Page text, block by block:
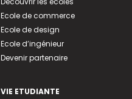
Ecole de commerce
Ecole de design
Ecole d’ingénieur
Devenir partenaire
VIE ETUDIANTE